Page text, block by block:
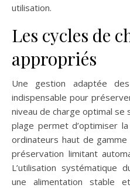
utilisation.
Les cycles de
appropriés
Une gestion adaptée
indispensable pour
niveau de charge optimal
plage permet d’optimiser
ordinateurs haut de
préservation limitant
L’utilisation systématique
une alimentation stable